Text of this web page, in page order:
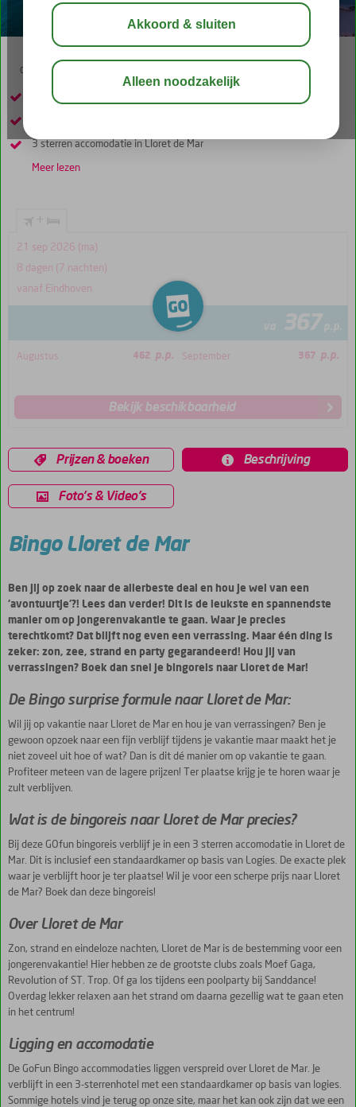
02:40 bewaar
Laat je verrassen!
3 sterren accomodatie in Lloret de Mar
Meer lezen
21 sep 2026 (ma)
8 dagen (7 nachten)
vanaf Eindhoven
va 367 p.p.
Augustus 462 p.p. September 367 p.p.
Bekijk beschikbaarheid
Prijzen & boeken Beschrijving
Foto's & Video's
Bingo Lloret de Mar
Ben jij op zoek naar de allerbeste deal en hou je wel van een
'avontuurtje'?! Lees dan verder! Dit is de leukste en spannendste
manier om op jongerenvakantie te gaan. Waar je precies
terechtkomt? Dat blijft nog even een verrassing. Maar één ding is
zeker: zon, zee, strand en party gegarandeerd! Hou jij van
verrassingen? Boek dan snel je bingoreis naar Lloret de Mar!
De Bingo surprise formule naar Lloret de Mar:
Wil jij op vakantie naar Lloret de Mar en hou je van verrassingen? Ben je
gewoon opzoek naar een fijn verblijf tijdens je vakantie maar maakt het je
niet zoveel uit hoe of wat? Dan is dit dé manier om op vakantie te gaan.
Profiteer meteen van de lagere prijzen! Ter plaatse krijg je te horen waar je
zult verblijven.
Wat is de bingoreis naar Lloret de Mar precies?
Bij deze GOfun bingoreis verblijf je in een 3 sterren accomodatie in Lloret de
Mar. Dit is inclusief een standaardkamer op basis van Logies. De exacte plek
waar je verblijft hoor je ter plaatse! Wil je voor een scherpe prijs naar Lloret
de Mar? Boek dan deze bingoreis!
Over Lloret de Mar
Zon, strand en eindeloze nachten, Lloret de Mar is de bestemming voor een
jongerenvakantie! Hier hebben ze de grootste clubs zoals Moef Gaga,
Revolution of ST. Trop. Of ga los tijdens een poolparty bij Sanddance!
Overdag lekker relaxen aan het strand om daarna gezellig wat te gaan eten
in het centrum!
Ligging en accomodatie
De GoFun Bingo accommodaties liggen verspreid over Lloret de Mar. Je
verblijft in een 3-sterrenhotel met een standaardkamer op basis van logies.
Sommige hotels vind je terug op onze site, maar het kan ook zijn dat we een